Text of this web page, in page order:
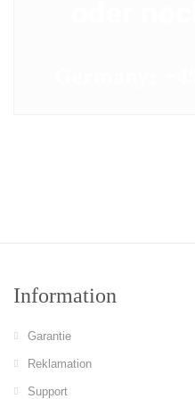
Information
Garantie
Reklamation
Support